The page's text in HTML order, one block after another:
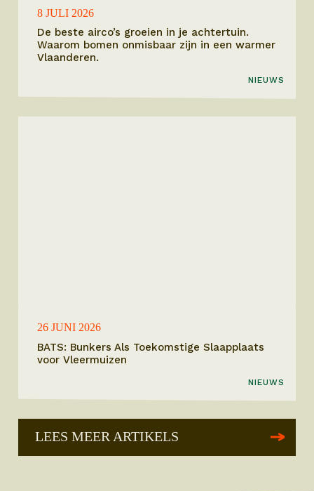
8 JULI 2026
De beste airco’s groeien in je achtertuin.
Waarom bomen onmisbaar zijn in een warmer
Vlaanderen.
NIEUWS
26 JUNI 2026
BATS: Bunkers Als Toekomstige Slaapplaats
voor Vleermuizen
NIEUWS
LEES MEER ARTIKELS